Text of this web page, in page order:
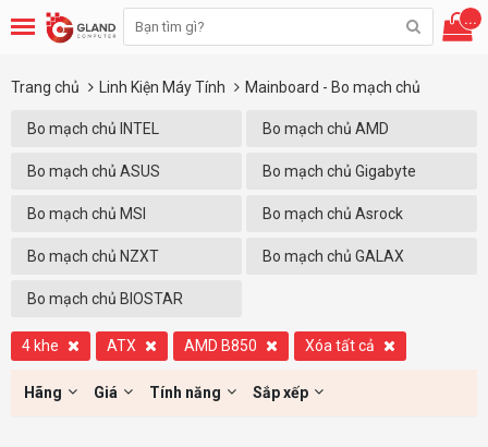
...
Trang chủ Linh Kiện Máy Tính Mainboard - Bo mạch chủ
Bo mạch chủ INTEL Bo mạch chủ AMD
Bo mạch chủ ASUS Bo mạch chủ Gigabyte
Bo mạch chủ MSI Bo mạch chủ Asrock
Bo mạch chủ NZXT Bo mạch chủ GALAX
Bo mạch chủ BIOSTAR
4 khe ATX AMD B850 Xóa tất cả
Hãng Giá Tính năng Sắp xếp